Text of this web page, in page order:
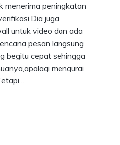
menerima peningkatan
juga
untuk video dan ada
pesan langsung
begitu cepat sehingga
mengurai